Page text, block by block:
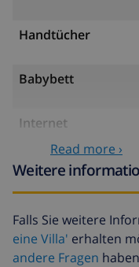
Handtücher
Babybett
Internet
Zusätzliche
Zusätzliche
handtücher
Späte abreise
Read more ›
Weitere
Falls Sie weitere
eine Villa' erhalten
andere Fragen